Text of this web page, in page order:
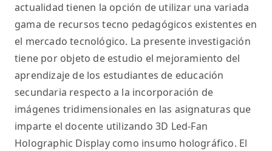
actualidad tienen la opción de utilizar una variada
gama de recursos tecno pedagógicos existentes en
el mercado tecnológico. La presente investigación
tiene por objeto de estudio el mejoramiento del
aprendizaje de los estudiantes de educación
secundaria respecto a la incorporación de
imágenes tridimensionales en las asignaturas que
imparte el docente utilizando 3D Led-Fan
Holographic Display como insumo holográfico. El